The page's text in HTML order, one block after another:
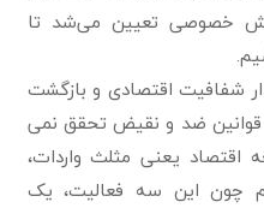
خصوصی تعیین می‌شد تا
شفافیت اقتصادی و بازگشت
قوانین ضد و نقیض تحقق نمی
اقتصاد یعنی مثلث واردات،
چون این سه فعالیت، یک